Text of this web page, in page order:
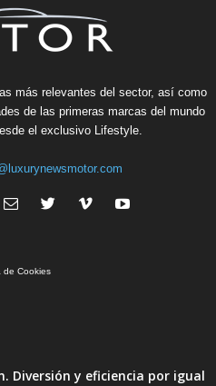
más relevantes del sector, así como
de las primeras marcas del mundo
el exclusivo Lifestyle.
de Cookies
Diversión y eficiencia por igual